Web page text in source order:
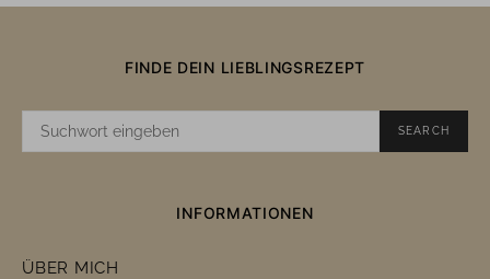
FINDE DEIN LIEBLINGSREZEPT
SUCHE
SEARCH
INFORMATIONEN
ÜBER MICH